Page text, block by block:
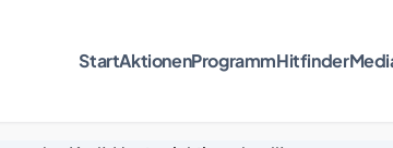
StartAktionenProgrammHitfinder